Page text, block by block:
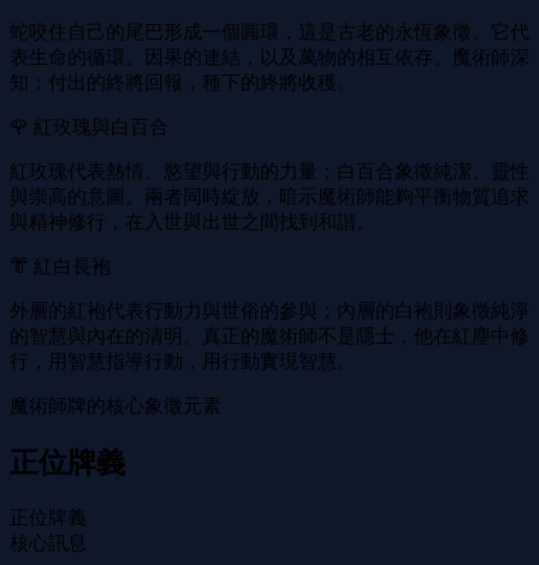
蛇咬住自己的尾巴形成一個圓環，這是古老的永恆象徵。它代
表生命的循環、因果的連結，以及萬物的相互依存。魔術師深
知：付出的終將回報，種下的終將收穫。
🌹 紅玫瑰與白百合
紅玫瑰代表熱情、慾望與行動的力量；白百合象徵純潔、靈性
與崇高的意圖。兩者同時綻放，暗示魔術師能夠平衡物質追求
與精神修行，在入世與出世之間找到和諧。
👘 紅白長袍
外層的紅袍代表行動力與世俗的參與；內層的白袍則象徵純淨
的智慧與內在的清明。真正的魔術師不是隱士，他在紅塵中修
行，用智慧指導行動，用行動實現智慧。
魔術師牌的核心象徵元素
正位牌義
正位牌義
核心訊息